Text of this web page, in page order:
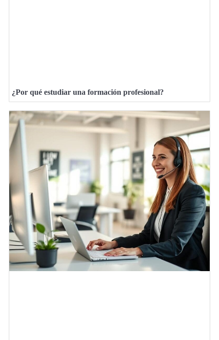
¿Por qué estudiar una formación profesional?